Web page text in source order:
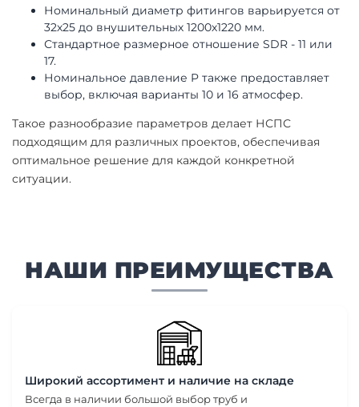
Номинальный диаметр фитингов варьируется от
32х25 до внушительных 1200х1220 мм.
Стандартное размерное отношение SDR - 11 или
17.
Номинальное давление P также предоставляет
выбор, включая варианты 10 и 16 атмосфер.
Такое разнообразие параметров делает НСПС
подходящим для различных проектов, обеспечивая
оптимальное решение для каждой конкретной
ситуации.
НАШИ ПРЕИМУЩЕСТВА
Широкий ассортимент и наличие на складе
Всегда в наличии большой выбор труб и